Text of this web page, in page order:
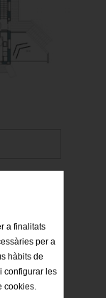
a finalitats
per a
hàbits de
configurar les
cookies.